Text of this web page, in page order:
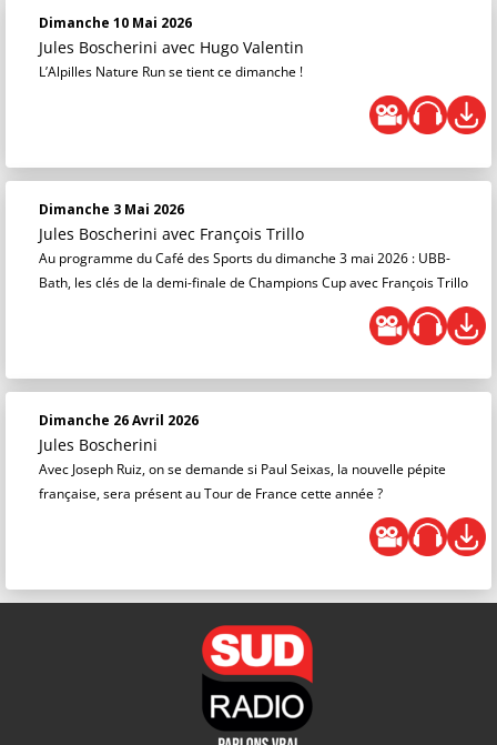
Dimanche 10 Mai 2026
Jules Boscherini avec Hugo Valentin
L’Alpilles Nature Run se tient ce dimanche !
Dimanche 3 Mai 2026
Jules Boscherini avec François Trillo
Au programme du Café des Sports du dimanche 3 mai 2026 : UBB-
Bath, les clés de la demi-finale de Champions Cup avec François Trillo
Dimanche 26 Avril 2026
Jules Boscherini
Avec Joseph Ruiz, on se demande si Paul Seixas, la nouvelle pépite
française, sera présent au Tour de France cette année ?